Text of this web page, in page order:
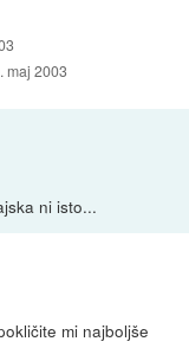
maj 2003
ni isto...
mi najboljše